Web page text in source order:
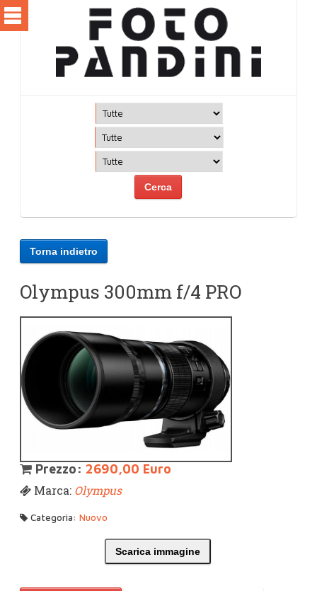
Torna indietro
Olympus 300mm f/4 PRO
Prezzo: 2690,00 Euro
Marca: Olympus
Categoria:Nuovo
Scarica immagine